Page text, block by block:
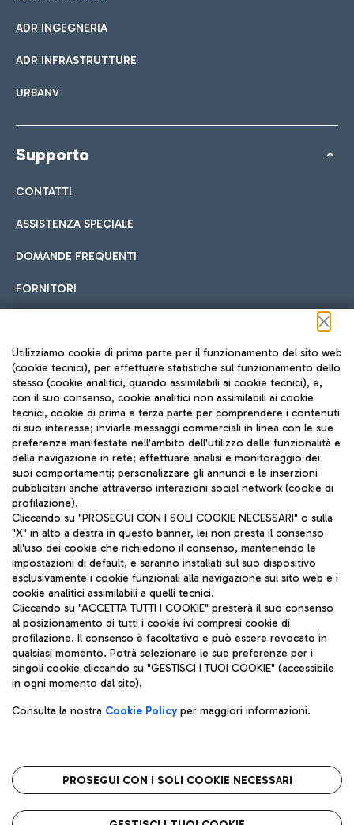
ADR INGEGNERIA
ADR INFRASTRUTTURE
URBANV
Supporto
CONTATTI
ASSISTENZA SPECIALE
DOMANDE FREQUENTI
FORNITORI
Seguici sui social
TRAVEL JOURNAL
ITA
Aeroporti di Roma S.p.A. - Società soggetta a direzione e
coordinamento di Mundys S.p.A.
Codice fiscale e Registro delle Imprese di Roma 13032990155 P.
IVA 06572251004
Capitale sociale 62.224.743,00 int. vers.
Sede legale: Via Pier Paolo Racchetti 1 - 00054 Fiumicino (RM)
telefono +39 06 65951
Privacy policy
Note legali
L'aeroporto stellato
QUALITÀ SOSTENIBILITÀ INNOVAZIONE
Utilizziamo cookie di prima parte per il funzionamento del sito web
(cookie tecnici), per effettuare statistiche sul funzionamento dello
stesso (cookie analitici, quando assimilabili ai cookie tecnici), e,
con il suo consenso, cookie analitici non assimilabili ai cookie
tecnici, cookie di prima e terza parte per comprendere i contenuti
di suo interesse; inviarle messaggi commerciali in linea con le sue
preferenze manifestate nell'ambito dell'utilizzo delle funzionalità e
della navigazione in rete; effettuare analisi e monitoraggio dei
suoi comportamenti; personalizzare gli annunci e le inserzioni
pubblicitari anche attraverso interazioni social network (cookie di
profilazione).
Cliccando su "PROSEGUI CON I SOLI COOKIE NECESSARI" o sulla
"X" in alto a destra in questo banner, lei non presta il consenso
all'uso dei cookie che richiedono il consenso, mantenendo le
impostazioni di default, e saranno installati sul suo dispositivo
esclusivamente i cookie funzionali alla navigazione sul sito web e i
cookie analitici assimilabili a quelli tecnici.
Cliccando su "ACCETTA TUTTI I COOKIE" presterà il suo consenso
al posizionamento di tutti i cookie ivi compresi cookie di
profilazione. Il consenso è facoltativo e può essere revocato in
qualsiasi momento. Potrà selezionare le sue preferenze per i
singoli cookie cliccando su "GESTISCI I TUOI COOKIE" (accessibile
in ogni momento dal sito).
Consulta la nostra Cookie Policyper maggiori informazioni.
PROSEGUI CON I SOLI COOKIE NECESSARI